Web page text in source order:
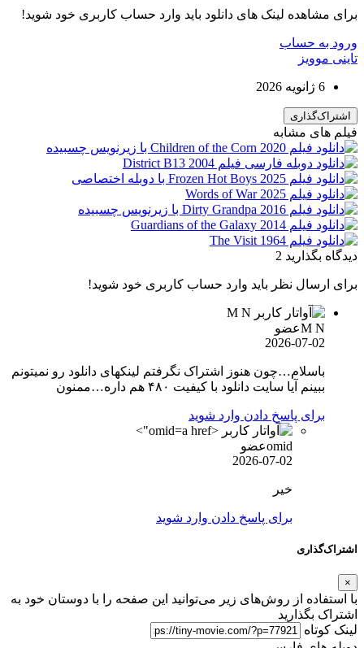
برای مشاهده لینک های دانلود باید وارد حساب کاربری خود شوید!
ورود به حساب
تاینی موویز
6 ژانویه 2026
اشتراک‌گذاری
فیلم های مشابه
دیدگاه بگذارید 2
برای ارسال نظر باید وارد حساب کاربری خود شوید!
M Nعضو
2026-07-02
باسلام…چون هنوز اشتراک نگرفتم لینکهای دانلود رو نمیتونم
ببینم آیا سایت دانلود با کیفیت ۴۸۰ هم داره…ممنون
برای پاسخ دادن وارد شوید
omid">
omidعضو
2026-07-02
خیر
برای پاسخ دادن وارد شوید
اشتراک‌گذاری
×
با استفاده از روش‌های زیر می‌توانید این صفحه را با دوستان خود به
اشتراک بگذارید
لینک کوتاه